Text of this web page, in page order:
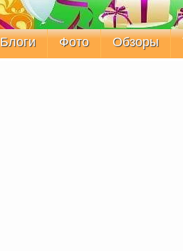
Блоги Фото Обзоры